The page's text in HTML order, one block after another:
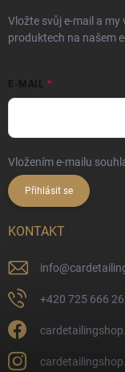
Vložte svůj e-mail a
produktech na našem
E-MAIL
Vložením e-mailu
Přihlásit se
KONTAKT
info@
+420 725 666